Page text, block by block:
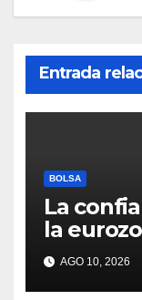
Entrada
BOLSA
La
la
mes y se
agosto
AGO 10, 2026